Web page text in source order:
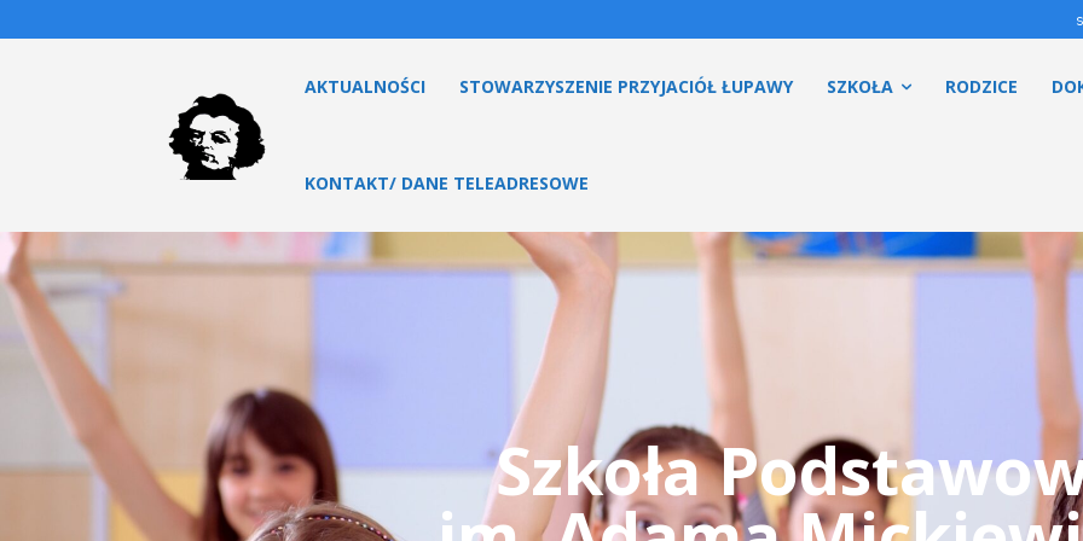
AKTUALNOŚCI STOWARZYSZENIE PRZYJACIÓŁ ŁUPAWY SZKOŁA RODZICE
KONTAKT/ DANE TELEADRESOWE
Szkoła